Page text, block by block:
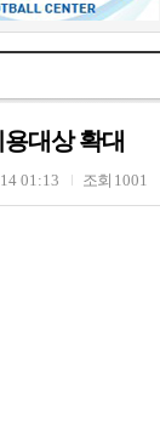
대상 확대
조회 1001
01:13